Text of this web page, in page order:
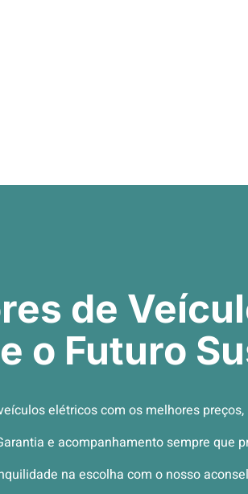
de
o Futuro
elétricos com os melhores
e acompanhamento sempre que
na escolha com o nosso